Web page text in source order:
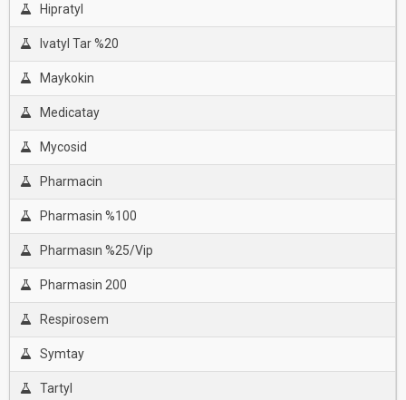
Hipratyl
Ivatyl Tar %20
Maykokin
Medicatay
Mycosid
Pharmacin
Pharmasin %100
Pharmasın %25/Vip
Pharmasin 200
Respirosem
Symtay
Tartyl